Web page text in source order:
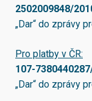
2502009848/
„Dar“ do zprávy
Pro platby v ČR:
107-
„Dar“ do zprávy